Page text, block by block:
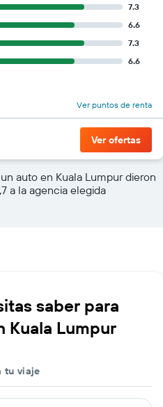
7.3
6.6
7.3
6.6
Ver puntos de renta
Ver ofertas
auto en Kuala Lumpur dieron
a la agencia elegida
saber para
Kuala Lumpur
tu viaje